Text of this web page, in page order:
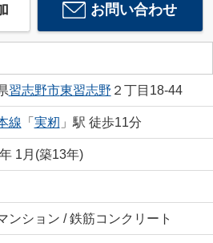
お問い合わせ
習志野市東習志野 ２丁目18-44
線 「 実籾 」駅 徒歩11分
1月(築13年)
ンション / 鉄筋コンクリート